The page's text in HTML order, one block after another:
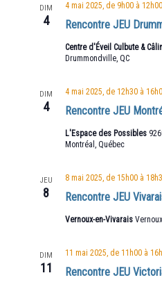
DIM
4 Rencontre JEU
4 mai 2025, de 9h00à 12h00
Centre d'Éveil Culbute &
Drummondville, QC
DIM
4 Rencontre JEU
4 mai 2025, de 12h30à
L'Espace des Possibles
Montréal, Québec
JEU
8 Rencontre JEU
8 mai 2025, de 15h00à
Vernoux-en-Vivarais
DIM
11 Rencontre JEU
11 mai 2025, de 11h00à